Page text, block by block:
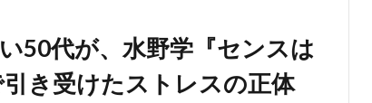
50代が、水野学『センスは
き受けたストレスの正体